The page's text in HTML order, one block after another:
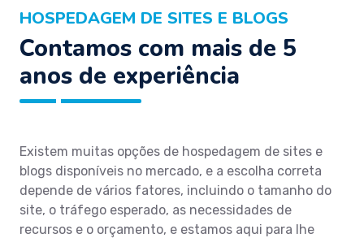
HOSPEDAGEM DE SITES E BLOGS
Contamos com mais de 5
anos de experiência
Existem muitas opções de hospedagem de sites e
blogs disponíveis no mercado, e a escolha correta
depende de vários fatores, incluindo o tamanho do
site, o tráfego esperado, as necessidades de
recursos e o orçamento, e estamos aqui para lhe